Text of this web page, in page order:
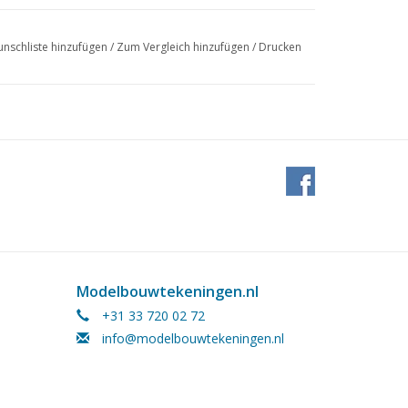
hinzufügen / Zum Vergleich hinzufügen / Drucken
Modelbouwtekeningen.nl
+31 33 720 02 72
info@modelbouwtekeningen.nl